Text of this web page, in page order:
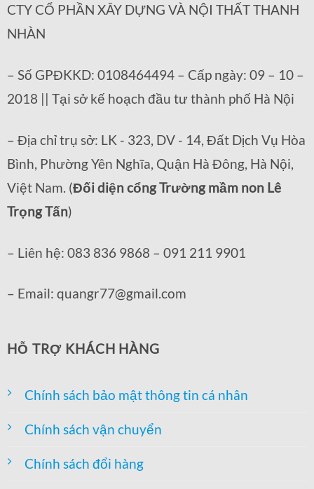
CTY CỔ PHẦN XÂY DỰNG VÀ NỘI THẤT THANH
NHÀN
– Số GPĐKKD: 0108464494 – Cấp ngày: 09 – 10 –
2018 || Tại sở kế hoạch đầu tư thành phố Hà Nội
– Địa chỉ trụ sở: LK - 323, DV - 14, Đất Dịch Vụ Hòa
Bình, Phường Yên Nghĩa, Quận Hà Đông, Hà Nội,
Việt Nam. (Đối diện cổng Trường mầm non Lê
Trọng Tấn)
– Liên hệ: 083 836 9868 – 091 211 9901
– Email: quangr77@gmail.com
HỖ TRỢ KHÁCH HÀNG
Chính sách bảo mật thông tin cá nhân
Chính sách vận chuyển
Chính sách đổi hàng